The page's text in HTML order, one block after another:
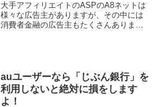
大手アフィリエイトのASPのA8ネットは
様々な広告主がありますが、その中には
消費者金融の広告主もたくさんありま
auユーザーなら「じぶん銀行」を
利用しないと絶対に損をします
よ！